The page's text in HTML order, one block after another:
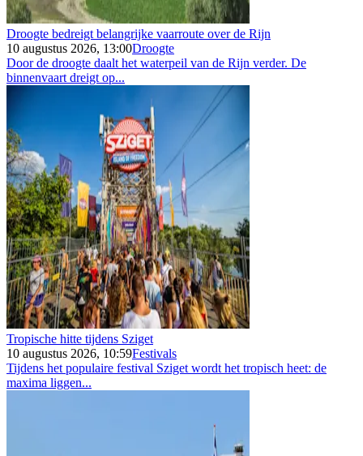
Droogte bedreigt belangrijke vaarroute over de Rijn
10 augustus 2026, 13:00Droogte
Door de droogte daalt het waterpeil van de Rijn verder. De
binnenvaart dreigt op...
Tropische hitte tijdens Sziget
10 augustus 2026, 10:59Festivals
Tijdens het populaire festival Sziget wordt het tropisch heet: de
maxima liggen...